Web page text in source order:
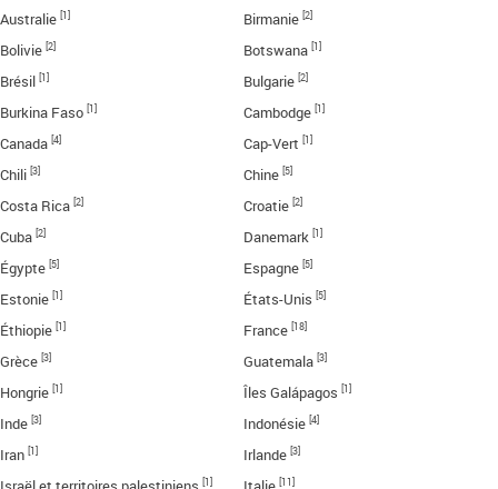
Australie [1] Birmanie [2]
Bolivie [2] Botswana [1]
Brésil [1] Bulgarie [2]
Burkina Faso [1] Cambodge [1]
Canada [4] Cap-Vert [1]
Chili [3] Chine [5]
Costa Rica [2] Croatie [2]
Cuba [2] Danemark [1]
Égypte [5] Espagne [5]
Estonie [1] États-Unis [5]
Éthiopie [1] France [18]
Grèce [3] Guatemala [3]
Hongrie [1] Îles Galápagos [1]
Inde [3] Indonésie [4]
Iran [1] Irlande [3]
[1] [11]